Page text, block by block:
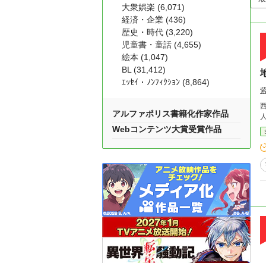
大衆娯楽 (6,071)
経済・企業 (436)
歴史・時代 (3,220)
児童書・童話 (4,655)
絵本 (1,047)
BL (31,412)
ｴｯｾｲ・ﾉﾝﾌｨｸｼｮﾝ (8,864)
アルファポリス書籍化作家作品
Webコンテンツ大賞受賞作品